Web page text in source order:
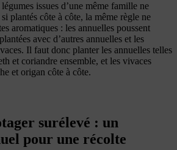
issues d’une même famille ne
plantés côte à côte, la même règle ne
aromatiques : les annuelles poussent
avec d’autres annuelles et les
Il faut donc planter les annuelles telles
et coriandre ensemble, et les vivaces
et origan côte à côte.
surélevé : un
pour une récolte